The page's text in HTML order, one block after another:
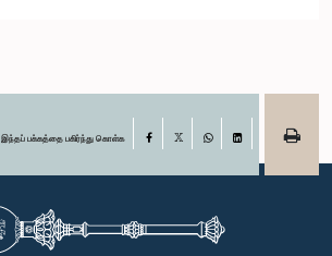
இந்தப் பக்கத்தை பகிர்ந்து கொள்க Facebook